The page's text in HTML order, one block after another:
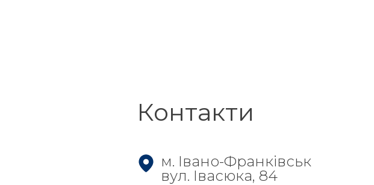
Контакти
м. Івано-Франківськ
вул. Івасюка, 84